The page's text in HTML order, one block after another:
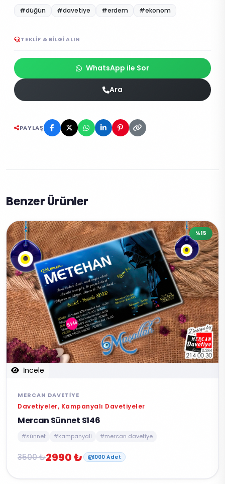
#düğün #davetiye #erdem #ekonom
TEKLIF & BILGI ALIN
WhatsApp ile Sor
Ara
PAYLAŞ
Benzer Ürünler
İncele
%15
MERCAN DAVETIYE
Davetiyeler, Kampanyalı Davetiyeler
Mercan Sünnet S146
#sünnet #kampanyali #mercan davetiye
3500 ₺2990 ₺ 1000 Adet